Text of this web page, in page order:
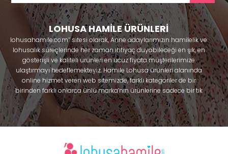
LOHUSA HAMİLE ÜRÜNLERİ
lohusahamile.com’’ sitesi olarak, Anne adaylarımızın hamilelik ve
lohusalık süreçlerinde her zaman ihtiyaç duyabileceği en şık, en
gösterişli ve kaliteli ürünleri en ucuz fiyata müşterilerimize
ulaştırmayı hedeflemekteyiz. Hamile Lohusa ürünleri alanında
online hizmet veren web sitemizde, farklı kategoriler de bir
birinden farklı onlarca ünlü marka’nın ürünlerine sadece bir tık
uzaklıkta olacaksınız. Hem hamilelik öncesi hem doğum sonrası
kullanabileceğiniz ürünler ile gebelik döneminizi huzur içinde
geçirmenize yardımcı olmaya çalışmaktayız. Annelerimizin
sabahlık, hamile pijama, hamile gecelik, Emzirme sütyeni,
Emzirme atleti, Lohusa taç ve terlik gibi ürünleri bir çok model